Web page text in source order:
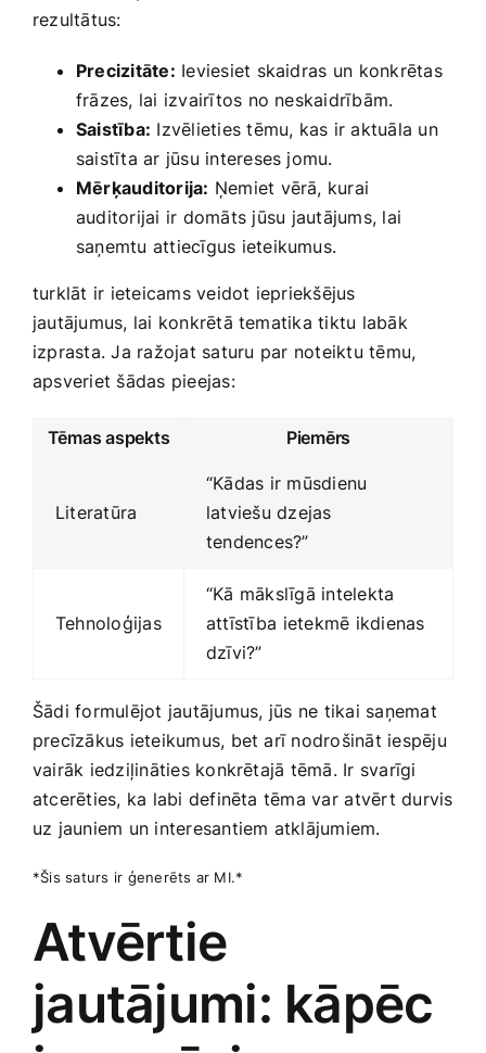
rezultātus:
Precizitāte: Ieviesiet skaidras un⁣ konkrētas
frāzes, lai izvairītos no neskaidrībām.
Saistība: Izvēlieties tēmu, kas ir aktuāla un
saistīta ar jūsu intereses jomu.
Mērķauditorija: Ņemiet vērā, kurai
auditorijai ir domāts jūsu⁣ jautājums, lai‍
saņemtu attiecīgus ieteikumus.
turklāt ir ieteicams veidot iepriekšējus
jautājumus, lai konkrētā tematika tiktu labāk
izprasta. Ja ražojat saturu ⁣par noteiktu tēmu,
apsveriet šādas pieejas:
Tēmas aspekts Piemērs
Literatūra
“Kādas ir mūsdienu
latviešu dzejas
‌tendences?”
Tehnoloģijas
“Kā mākslīgā intelekta
attīstība ⁢ietekmē ikdienas
dzīvi?”
Šādi formulējot jautājumus, jūs ne ⁤tikai‌ saņemat
precīzākus ieteikumus, bet arī nodrošināt iespēju
vairāk iedziļināties konkrētajā tēmā. Ir svarīgi
atcerēties, ka labi definēta‌ tēma var⁤ atvērt durvis
uz jauniem un interesantiem atklājumiem.
*Šis saturs ir ģenerēts ar MI.*
Atvērtie
jautājumi: kāpēc